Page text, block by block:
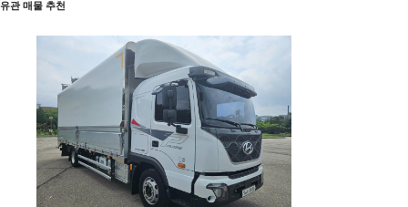
유관 매물 추천